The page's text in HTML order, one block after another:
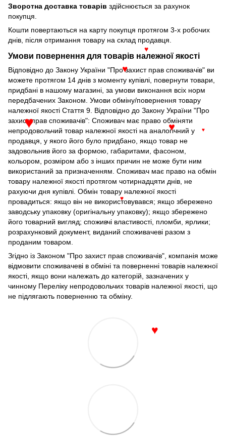
Зворотна доставка товарів здійснюється за рахунок
покупця.
Кошти повертаються на карту покупця протягом 3-х робочих
днів, після отримання товару на склад продавця.
Умови повернення для товарів належної якості
Відповідно до Закону України "Про захист прав споживачів" ви
можете протягом 14 днів з моменту купівлі, повернути товари,
придбані в нашому магазині, за умови виконання всіх норм
передбачених Законом. Умови обміну/повернення товару
належної якості Стаття 9. Відповідно до Закону України "Про
захист прав споживачів": Споживач має право обміняти
непродовольчий товар належної якості на аналогічний у
продавця, у якого його було придбано, якщо товар не
задовольнив його за формою, габаритами, фасоном,
кольором, розміром або з інших причин не може бути ним
використаний за призначенням. Споживач має право на обмін
товару належної якості протягом чотирнадцяти днів, не
рахуючи дня купівлі. Обмін товару належної якості
провадиться: якщо він не використовувався; якщо збережено
заводську упаковку (оригінальну упаковку); якщо збережено
його товарний вигляд; споживчі властивості, пломби, ярлики;
розрахунковий документ, виданий споживачеві разом з
проданим товаром.
Згідно із Законом "Про захист прав споживачів", компанія може
відмовити споживачеві в обміні та поверненні товарів належної
якості, якщо вони належать до категорій, зазначених у
чинному Переліку непродовольчих товарів належної якості, що
не підлягають поверненню та обміну.
♥
♥
♥
♥
♥
♥